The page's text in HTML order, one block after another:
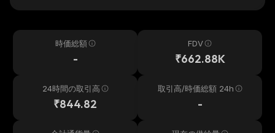
時価総額
-
FDV
₹662.88K
24時間の取引高
₹844.82
取引高/時価総額 24h
-